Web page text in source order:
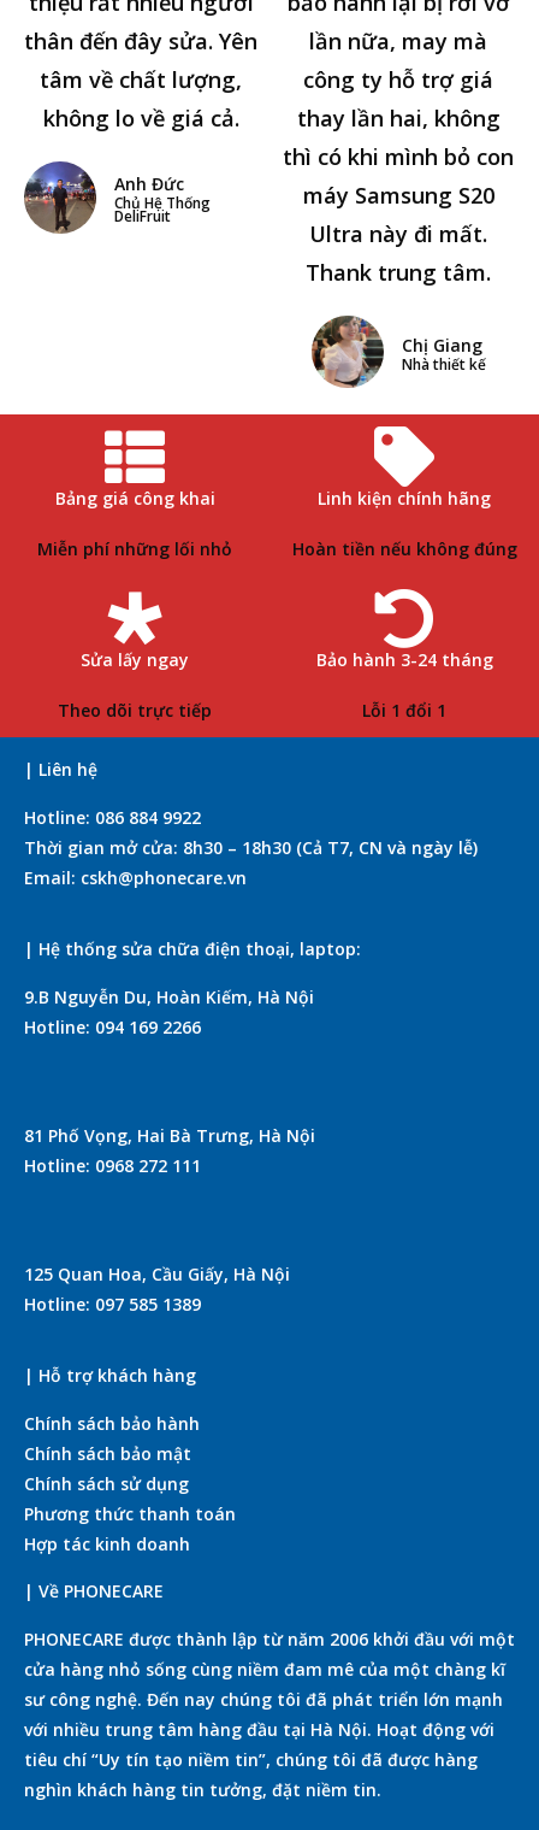
thân đến đây sửa. Yên
tâm về chất lượng,
không lo về giá cả.
Anh Đức
Chủ Hệ Thống
DeliFruit
lần nữa, may mà
công ty hỗ trợ giá
thay lần hai, không
thì có khi mình bỏ con
máy Samsung S20
Ultra này đi mất.
Thank trung tâm.
Chị Giang
Nhà thiết kế
Bảng giá công khai
Miễn phí những lối nhỏ
Linh kiện chính hãng
Hoàn tiền nếu không đúng
Sửa lấy ngay
Theo dõi trực tiếp
Bảo hành 3-24 tháng
Lỗi 1 đổi 1
| Liên hệ
Hotline: 086 884 9922
Thời gian mở cửa: 8h30 – 18h30 (Cả T7, CN và ngày lễ)
Email: cskh@phonecare.vn
| Hệ thống sửa chữa điện thoại, laptop:
9.B Nguyễn Du, Hoàn Kiếm, Hà Nội
Hotline: 094 169 2266
81 Phố Vọng, Hai Bà Trưng, Hà Nội
Hotline: 0968 272 111
125 Quan Hoa, Cầu Giấy, Hà Nội
Hotline: 097 585 1389
| Hỗ trợ khách hàng
Chính sách bảo hành
Chính sách bảo mật
Chính sách sử dụng
Phương thức thanh toán
Hợp tác kinh doanh
| Về PHONECARE
PHONECARE được thành lập từ năm 2006 khởi đầu với một
cửa hàng nhỏ sống cùng niềm đam mê của một chàng kĩ
sư công nghệ. Đến nay chúng tôi đã phát triển lớn mạnh
với nhiều trung tâm hàng đầu tại Hà Nội. Hoạt động với
tiêu chí “Uy tín tạo niềm tin”, chúng tôi đã được hàng
nghìn khách hàng tin tưởng, đặt niềm tin.